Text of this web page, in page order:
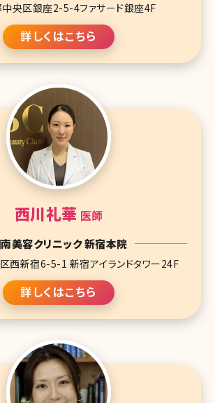
央区銀座2-5-4ファサード銀座4F
詳しくはこちら
西川礼華 医師
美容クリニック 新宿本院
西新宿6-5-1 新宿アイランドタワー24F
詳しくはこちら